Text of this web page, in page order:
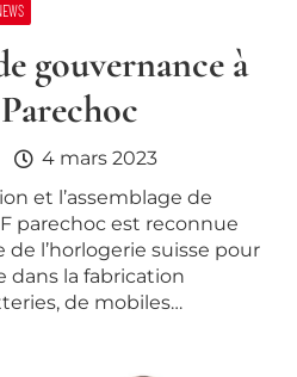
gouvernance à
4 mars 2023
et l’assemblage de
parechoc est reconnue
l’horlogerie suisse pour
dans la fabrication
de mobiles…